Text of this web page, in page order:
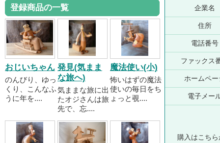
登録商品の一覧
おじいちゃん
のんびり、ゆっ
くり、こんなふ
うに年を....
発見(気まま
な旅へ)
気ままな旅に出
たオジさんは旅
先で、忘....
魔法使い(小)
怖いはずの魔法
使いの毎日をち
ょっと覗....
企業名
住所
電話番号
ファックス
ホームペー
電子メー
購入はこちら